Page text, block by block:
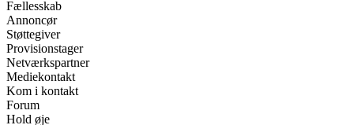
Fællesskab
Annoncør
Støttegiver
Provisionstager
Netværkspartner
Mediekontakt
Kom i kontakt
Forum
Hold øje